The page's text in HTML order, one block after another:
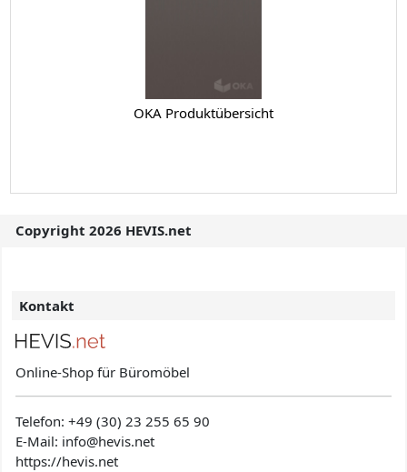
OKA Produktübersicht
Copyright 2026 HEVIS.net
Kontakt
Online-Shop für Büromöbel
Telefon:+49 (30) 23 255 65 90
E-Mail: info@hevis.net
https://hevis.net